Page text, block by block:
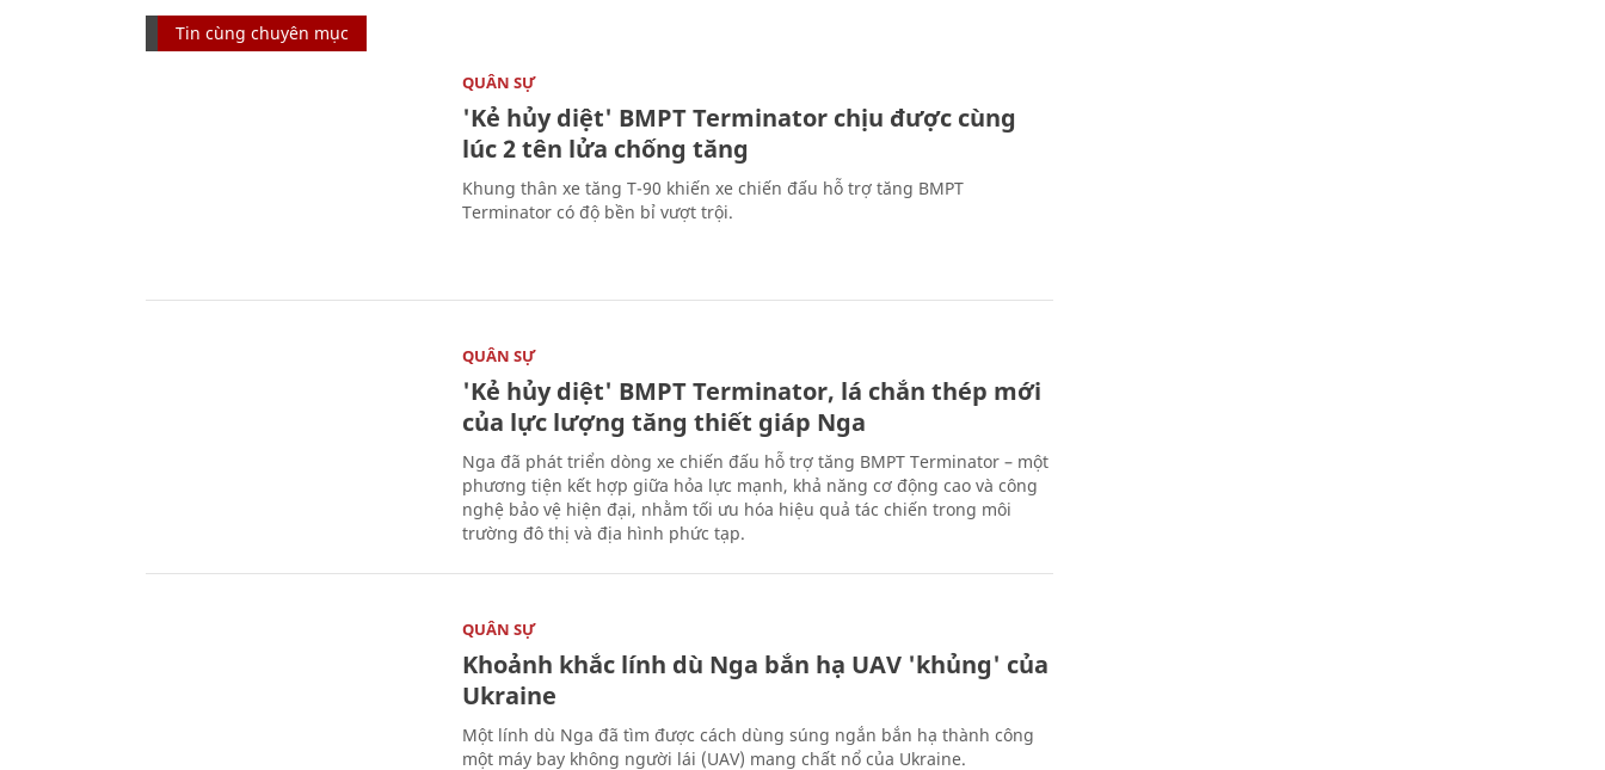
Tin cùng chuyên mục
QUÂN SỰ
'Kẻ hủy diệt' BMPT Terminator chịu được cùng
lúc 2 tên lửa chống tăng
Khung thân xe tăng T-90 khiến xe chiến đấu hỗ trợ tăng BMPT
Terminator có độ bền bỉ vượt trội.
QUÂN SỰ
'Kẻ hủy diệt' BMPT Terminator, lá chắn thép mới
của lực lượng tăng thiết giáp Nga
Nga đã phát triển dòng xe chiến đấu hỗ trợ tăng BMPT Terminator – một
phương tiện kết hợp giữa hỏa lực mạnh, khả năng cơ động cao và công
nghệ bảo vệ hiện đại, nhằm tối ưu hóa hiệu quả tác chiến trong môi
trường đô thị và địa hình phức tạp.
QUÂN SỰ
Khoảnh khắc lính dù Nga bắn hạ UAV 'khủng' của
Ukraine
Một lính dù Nga đã tìm được cách dùng súng ngắn bắn hạ thành công
một máy bay không người lái (UAV) mang chất nổ của Ukraine.